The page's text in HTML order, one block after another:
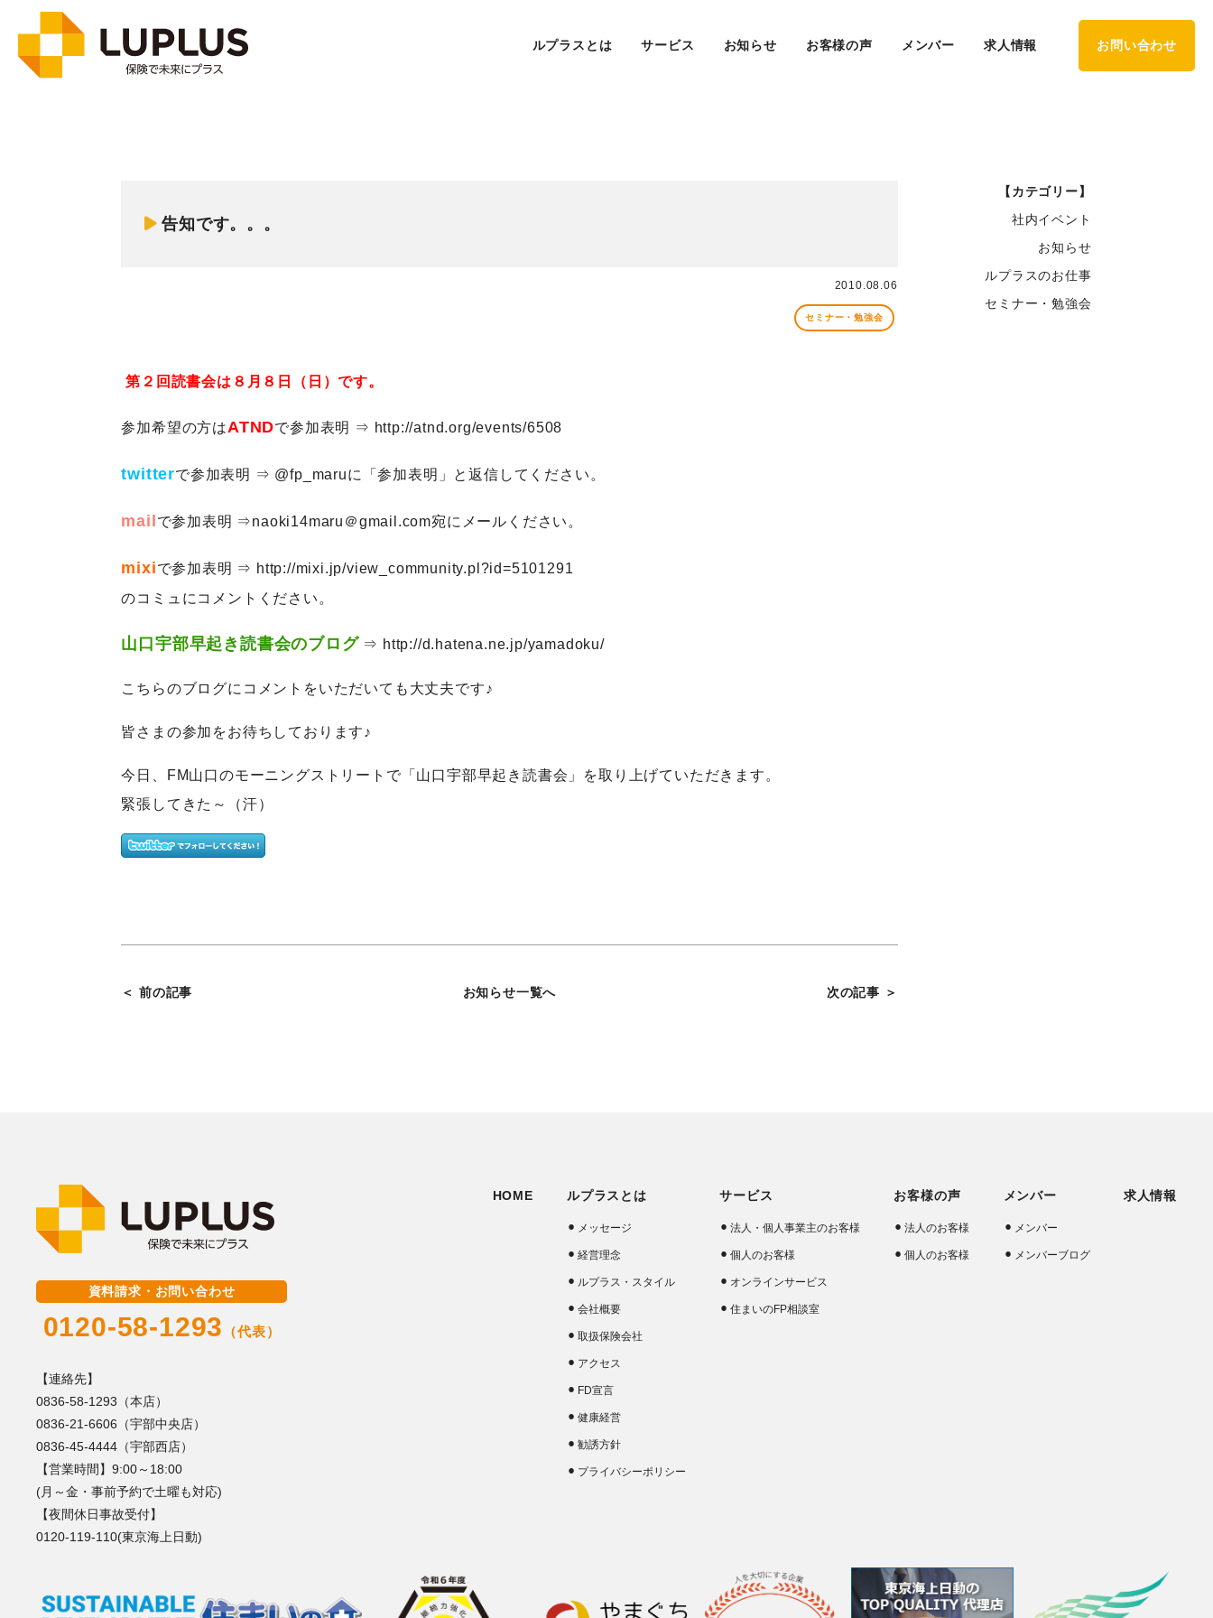
ルプラスとは サービス お知らせ お客様の声 メンバー 求人情報 お問い合わせ
告知です。。。
2010.08.06
セミナー・勉強会
第２回読書会は８月８日（日）です。
参加希望の方はATNDで参加表明 ⇒ http://atnd.org/events/6508
twitterで参加表明 ⇒ @fp_maruに「参加表明」と返信してください。
mail で参加表明 ⇒naoki14maru＠gmail.com宛にメールください。
mixiで参加表明 ⇒ http://mixi.jp/view_community.pl?id=5101291
のコミュにコメントください。
山口宇部早起き読書会のブログ⇒ http://d.hatena.ne.jp/yamadoku/
こちらのブログにコメントをいただいても大丈夫です♪
皆さまの参加をお待ちしております♪
今日、FM山口のモーニングストリートで「山口宇部早起き読書会」を取り上げていただきます。
緊張してきた～（汗）
＜ 前の記事 お知らせ一覧へ 次の記事 ＞
【カテゴリー】
社内イベント
お知らせ
ルプラスのお仕事
セミナー・勉強会
資料請求・お問い合わせ
0120-58-1293 （代表）
【連絡先】
0836-58-1293（本店）
0836-21-6606（宇部中央店）
0836-45-4444（宇部西店）
【営業時間】9:00～18:00
(月～金・事前予約で土曜も対応)
【夜間休日事故受付】
0120-119-110(東京海上日動)
HOME ルプラスとは
メッセージ
経営理念
ルプラス・スタイル
会社概要
取扱保険会社
アクセス
FD宣言
健康経営
勧誘方針
プライバシーポリシー
サービス
法人・個人事業主のお客様
個人のお客様
オンラインサービス
住まいのFP相談室
お客様の声
法人のお客様
個人のお客様
メンバー
メンバー
メンバーブログ
求人情報